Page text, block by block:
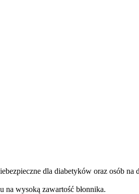
dla diabetyków oraz osób na
wysoką zawartość błonnika.